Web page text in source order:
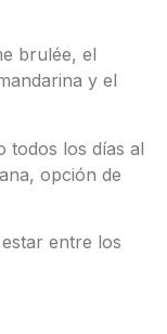
brulée, el
y el
todos los días al
opción de
entre los